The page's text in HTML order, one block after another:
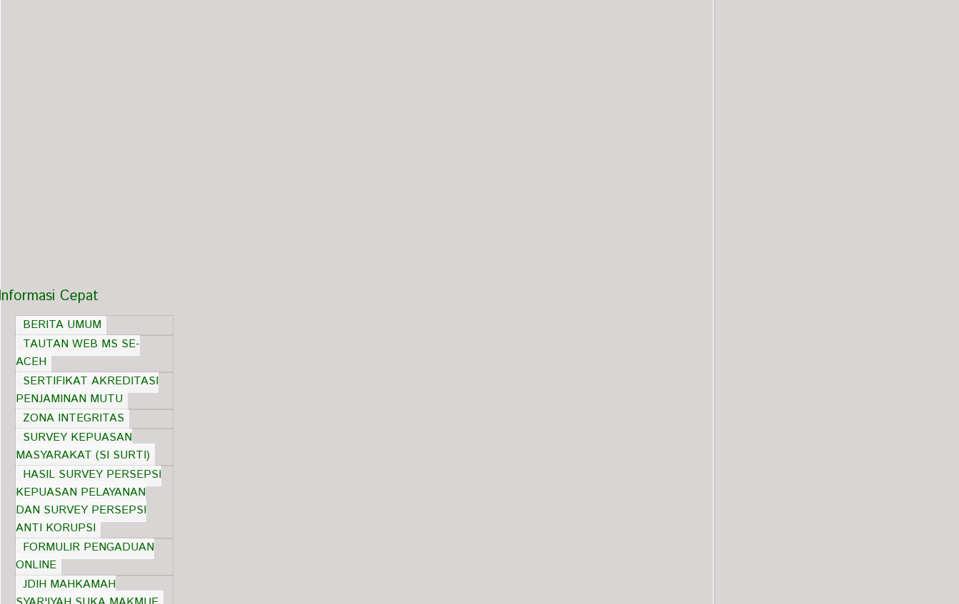
Cepat
BERITA UMUM
TAUTAN WEB MS SE-
ACEH
SERTIFIKAT AKREDITASI
PENJAMINAN MUTU
ZONA INTEGRITAS
SURVEY KEPUASAN
MASYARAKAT (SI SURTI)
HASIL SURVEY PERSEPSI
KEPUASAN PELAYANAN
DAN SURVEY PERSEPSI
ANTI KORUPSI
FORMULIR PENGADUAN
ONLINE
JDIH MAHKAMAH